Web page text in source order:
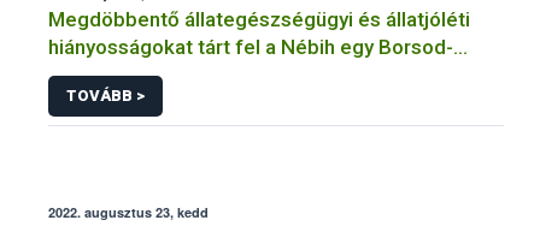
Megdöbbentő állategészségügyi és állatjóléti
hiányosságokat tárt fel a Nébih egy Borsod-
Abaúj-Zemplén vármegyei szarvasmarhatartónál
TOVÁBB >
2022. augusztus 23, kedd